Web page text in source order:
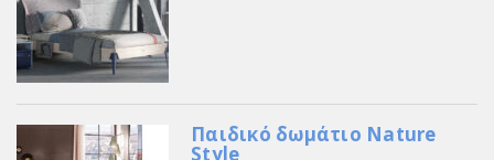
Παιδικό δωμάτιο Nature
Style